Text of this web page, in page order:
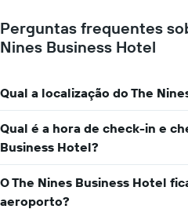
Perguntas frequentes
Nines Business Hotel
Qual a localização do The
Qual é a hora de check-in e
Business Hotel?
O The Nines Business Hotel
aeroporto?